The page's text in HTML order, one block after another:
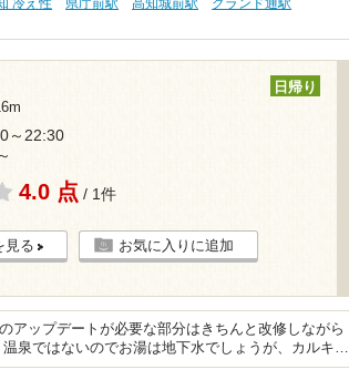
冷え性 県庁前駅 高知城前駅
グランド通駅
日帰り
～22:30
4.0 点 / 1件
見る お気に入りに追加
アップデートが必要な部分はきちんと改修しながら
泉ではないのでお湯は地下水でしょうが、カルキ…